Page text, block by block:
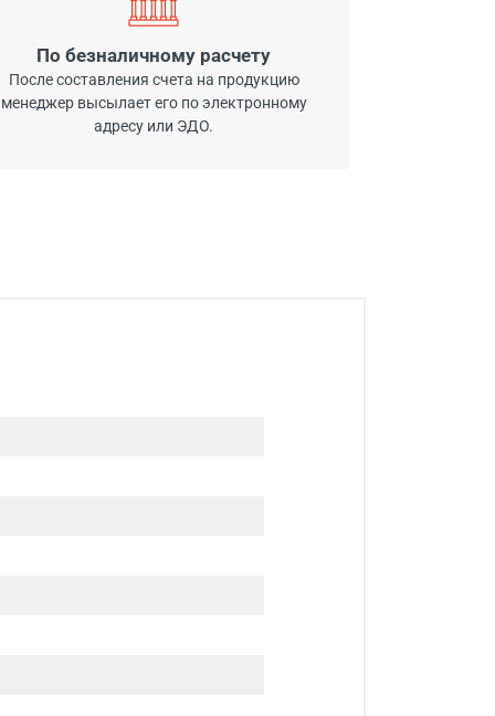
По безналичному расчету
После составления счета на продукцию
менеджер высылает его по электронному
адресу или ЭДО.